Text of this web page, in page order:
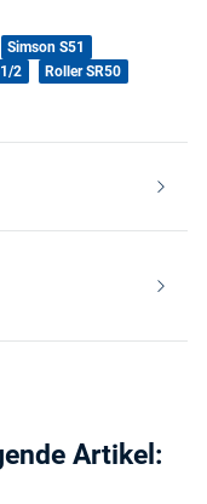
Simson S51
2
Roller SR50
Artikel: